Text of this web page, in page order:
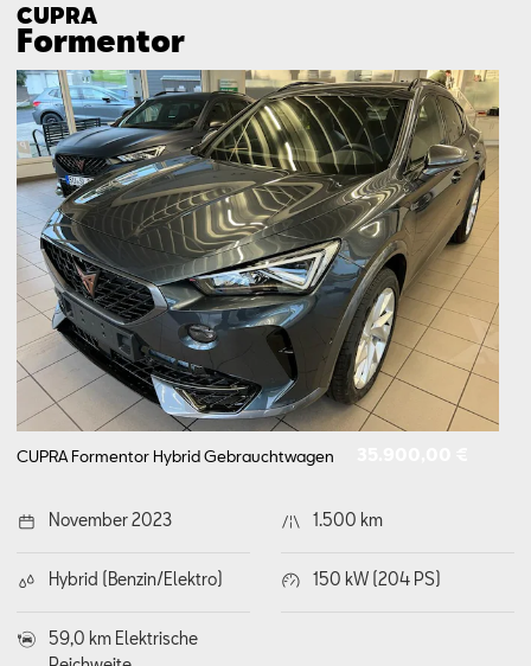
CUPRA
Formentor
CUPRA Formentor HybridGebrauchtwagen
November 2023 1.500 km
Hybrid (Benzin/Elektro) 150 kW (204 PS)
59,0 km Elektrische